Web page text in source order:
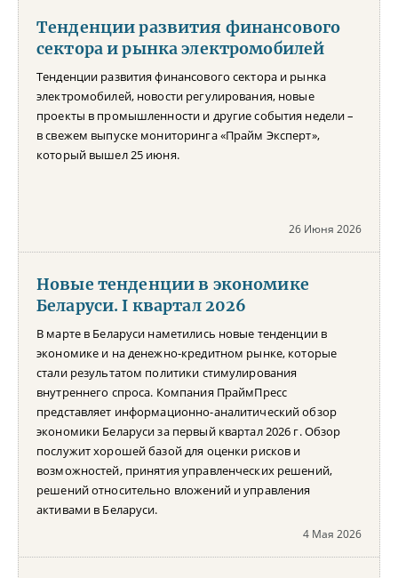
Тенденции развития финансового
сектора и рынка электромобилей
Тенденции развития финансового сектора и рынка
электромобилей, новости регулирования, новые
проекты в промышленности и другие события недели –
в свежем выпуске мониторинга «Прайм Эксперт»,
который вышел 25 июня.
26 Июня 2026
Новые тенденции в экономике
Беларуси. I квартал 2026
В марте в Беларуси наметились новые тенденции в
экономике и на денежно-кредитном рынке, которые
стали результатом политики стимулирования
внутреннего спроса. Компания ПраймПресс
представляет информационно-аналитический обзор
экономики Беларуси за первый квартал 2026 г. Обзор
послужит хорошей базой для оценки рисков и
возможностей, принятия управленческих решений,
решений относительно вложений и управления
активами в Беларуси.
4 Мая 2026